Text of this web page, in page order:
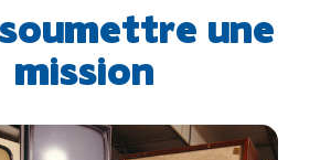
une
mission